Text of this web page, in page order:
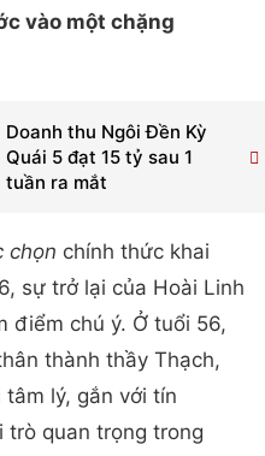
vào một chặng
Doanh thu Ngôi Đền Kỳ
Quái 5 đạt 15 tỷ sau 1
tuần ra mắt
chọn chính thức khai
sự trở lại của Hoài Linh
điểm chú ý. Ở tuổi 56,
thành thầy Thạch,
lý, gắn với tín
trò quan trọng trong